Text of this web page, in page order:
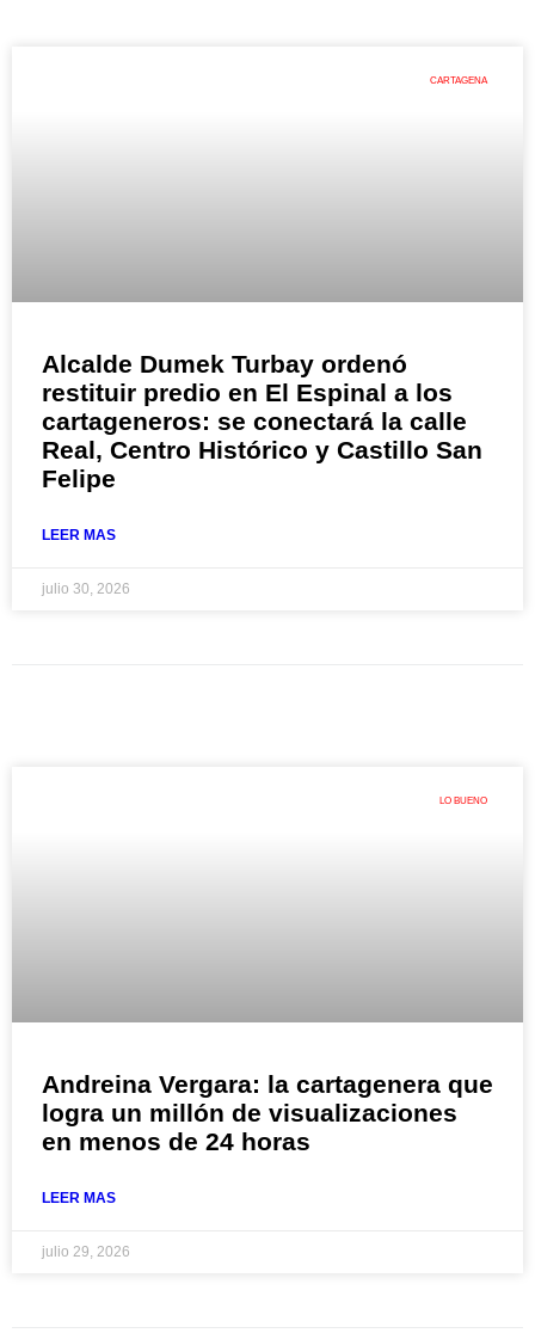
CARTAGENA
Alcalde Dumek Turbay ordenó
restituir predio en El Espinal a los
cartageneros: se conectará la calle
Real, Centro Histórico y Castillo San
Felipe
LEER MAS
julio 30, 2026
LO BUENO
Andreina Vergara: la cartagenera que
logra un millón de visualizaciones
en menos de 24 horas
LEER MAS
julio 29, 2026